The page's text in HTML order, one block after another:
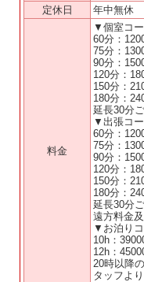
定休日
年中無休
料金
▼個室コ
60分：
75分：
90分：
120分：
150分：
180分：
延長30分
▼出張コ
60分：
75分：
90分：
120分：
150分：
180分：
延長30分
遠方料金
▼お泊り
10h：
12h：
20時以降
タッフよ